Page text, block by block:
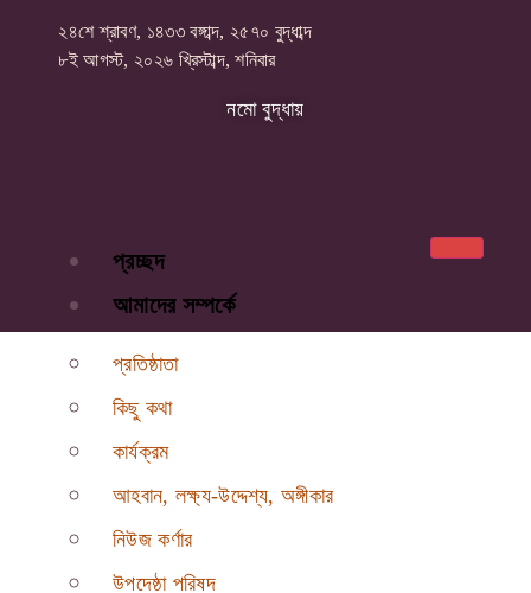
২৪শে শ্রাবণ, ১৪৩৩ বঙ্গাব্দ, ২৫৭০ বুদ্ধাব্দ
৮ই আগস্ট, ২০২৬ খ্রিস্টাব্দ, শনিবার
নমো বুদ্ধায়
প্রচ্ছদ
আমাদের সম্পর্কে
প্রতিষ্ঠাতা
কিছু কথা
কার্যক্রম
আহবান, লক্ষ্য-উদ্দেশ্য, অঙ্গীকার
নিউজ কর্ণার
উপদেষ্ঠা পরিষদ